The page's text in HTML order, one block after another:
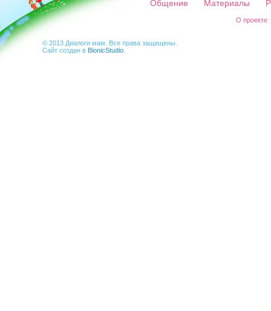
Общение Материалы
О проекте
© 2013 Диалоги мам. Все права защищены.
Сайт создан в BionicStudio